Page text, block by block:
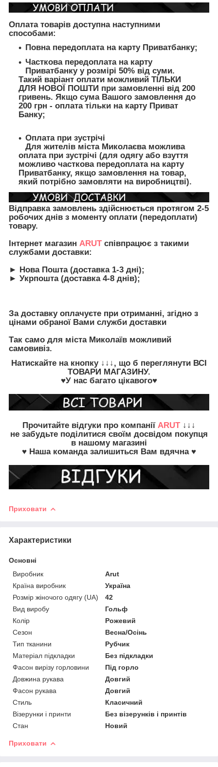
Оплата товарів доступна наступними
способами:
Повна передоплата на карту Приватбанку;
Часткова передоплата на карту
Приватбанку у розмірі 50% від суми.
Такий варіант оплати можливий ТІЛЬКИ
ДЛЯ НОВОЇ ПОШТИ при замовленні від 200
гривень. Якщо сума Вашого замовлення до
200 грн - оплата тільки на карту Приват
Банку;
Оплата при зустрічі
Для жителів міста Миколаєва можлива
оплата при зустрічі (для одягу або взуття
можливо часткова передоплата на карту
Приватбанку, якщо замовлення на товар,
який потрібно замовляти на виробництві).
Відправка замовлень здійснюється протягом 2-5
робочих днів з моменту оплати (передоплати)
товару.
Інтернет магазин ARUTспівпрацює з такими
службами доставки:
► Нова Пошта (доставка 1-3 дні);
► Укрпошта (доставка 4-8 днів);
За доставку оплачуєте при отриманні, згідно з
цінами обраної Вами служби доставки
Так само для міста Миколаїв можливий
самовивіз.
Натискайте на кнопку↓↓↓, що б переглянути ВСІ
ТОВАРИ МАГАЗИНУ.
♥У нас багато цікавого♥
Прочитайте відгуки про компанії ARUT↓↓↓
не забудьте поділитися своїм досвідом покупця
в нашому магазині
♥ Наша команда залишиться Вам вдячна ♥
Приховати
Характеристики
Основні
Виробник
Arut
Країна виробник
Україна
Розмір жіночого одягу (UA)
42
Вид виробу
Гольф
Колір
Рожевий
Сезон
Весна/Осінь
Тип тканини
Рубчик
Матеріал підкладки
Без підкладки
Фасон вирізу горловини
Під горло
Довжина рукава
Довгий
Фасон рукава
Довгий
Стиль
Класичний
Візерунки і принти
Без візерунків і принтів
Стан
Новий
Приховати